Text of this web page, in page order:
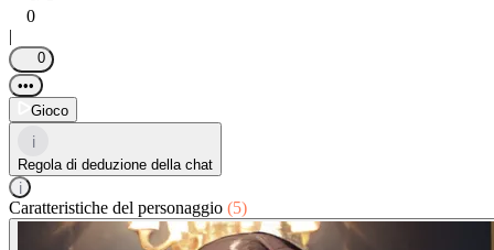
0
|
0
•••
Gioco
i
Regola di deduzione della chat
i
Caratteristiche del personaggio (5)